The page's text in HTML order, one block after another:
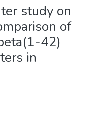
study on
of
42)
in